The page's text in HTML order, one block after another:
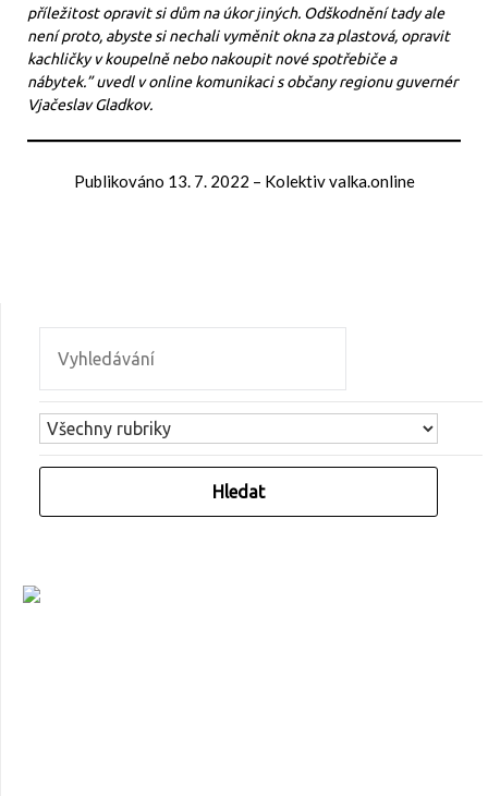
příležitost opravit si dům na úkor jiných. Odškodnění tady ale
není proto, abyste si nechali vyměnit okna za plastová, opravit
kachličky v koupelně nebo nakoupit nové spotřebiče a
nábytek.” uvedl v online komunikaci s občany regionu guvernér
Vjačeslav Gladkov.
Publikováno 13. 7. 2022 – Kolektiv valka.online